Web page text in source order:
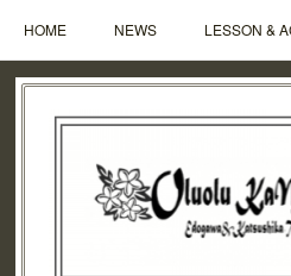
HOME NEWS LESSON &
Q&A CONTACT ABOUT